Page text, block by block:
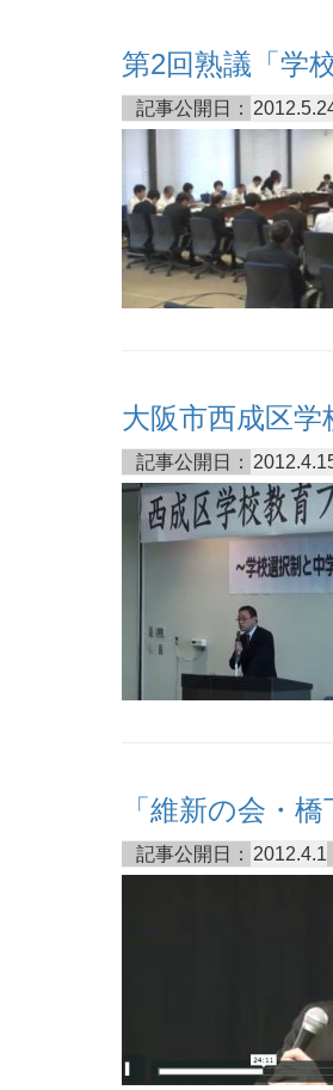
第2回熟議「学
記事公開日：
大阪市西成区
記事公開日：
「維新の会・
記事公開日： 2012.4.1